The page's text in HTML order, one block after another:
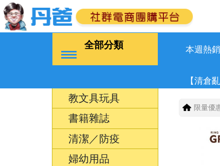
全部分類 本週熱銷
【清倉
教文具玩具
書籍雜誌
清潔／防疫
婦幼用品
限量優